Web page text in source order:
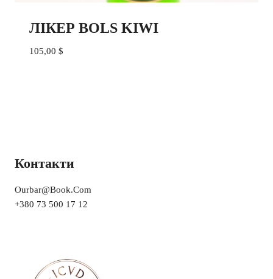
ЛІКЕР BOLS KIWI
105,00 $
Контакти
Ourbar@book.com
+380 73 500 17 12